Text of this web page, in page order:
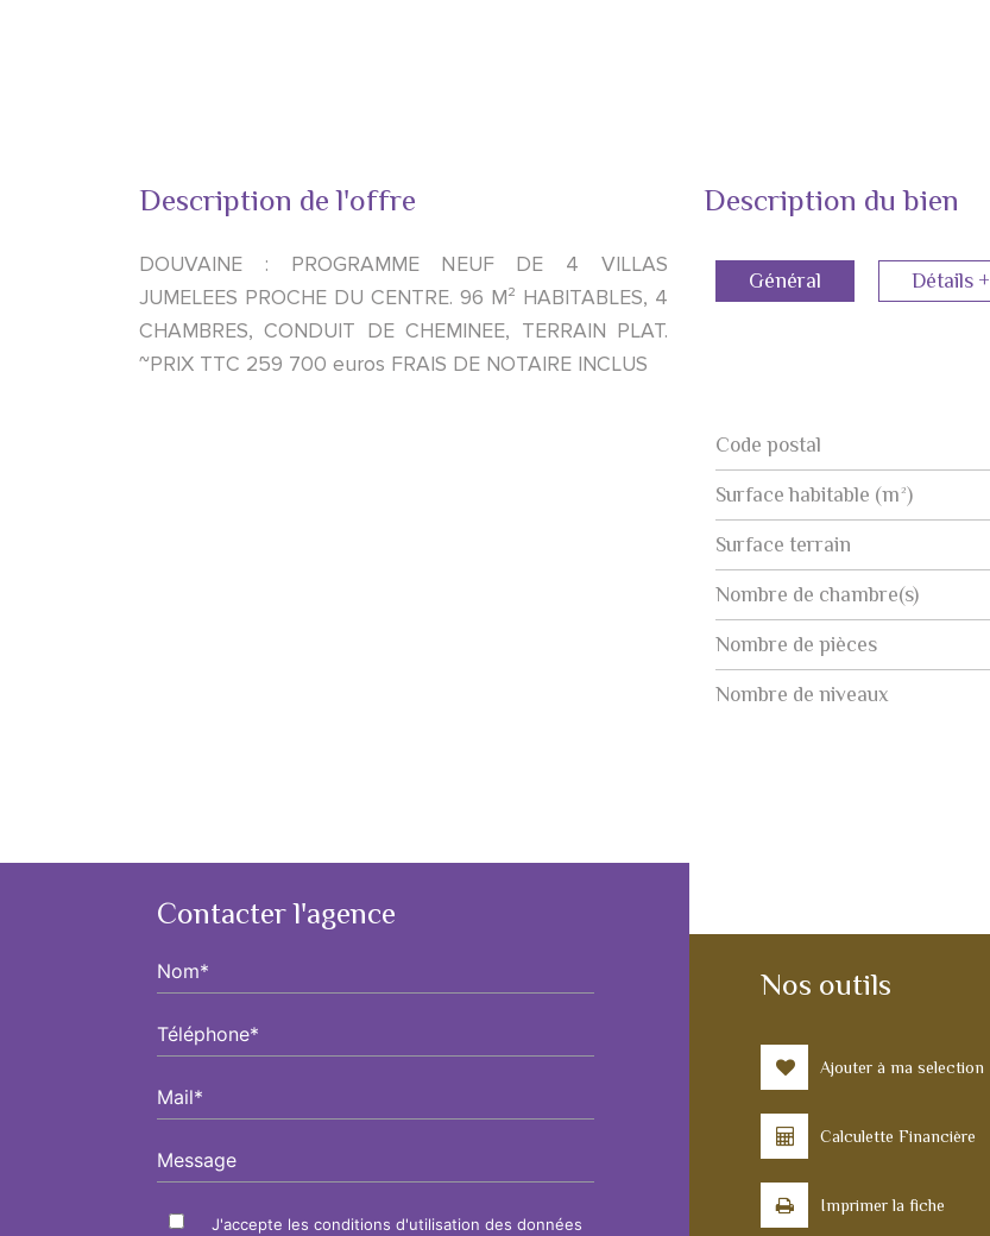
Description de l'offre
DOUVAINE : PROGRAMME NEUF DE 4 VILLAS
JUMELEES PROCHE DU CENTRE. 96 M² HABITABLES, 4
CHAMBRES, CONDUIT DE CHEMINEE, TERRAIN PLAT.
~PRIX TTC 259 700 euros FRAIS DE NOTAIRE INCLUS
Description du bien
Général Détails +
Label
Code postal
Surface habitable (m²)
surface terrain
Nombre de chambre(s)
Nombre de pièces
Nombre de niveaux
Contacter l'agence
Nom*
Téléphone*
Mail*
Message
J'accepte les conditions d'utilisation des données
Nos outils
Ajouter à ma selection
Calculette Financière
Imprimer la fiche